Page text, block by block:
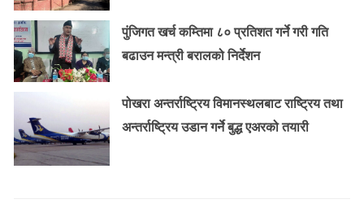
पुंजिगत खर्च कम्तिमा ८० प्रतिशत गर्ने गरी गति
बढाउन मन्त्री बरालको निर्देशन
पोखरा अन्तर्राष्ट्रिय विमानस्थलबाट राष्ट्रिय तथा
अन्तर्राष्ट्रिय उडान गर्ने बुद्ध एअरको तयारी